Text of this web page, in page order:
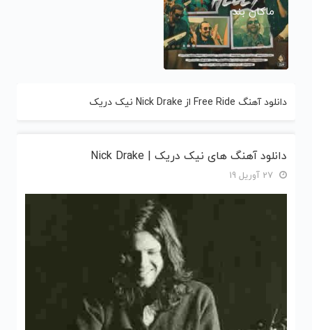
ماکان بند
دانلود آهنگ Free Ride از Nick Drake نیک دریک
دانلود آهنگ های نیک دریک | Nick Drake